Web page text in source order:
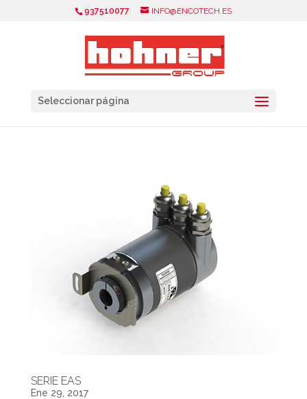
937510077 INFO@ENCOTECH.ES
Seleccionar página
SERIE EAS
Ene 29, 2017